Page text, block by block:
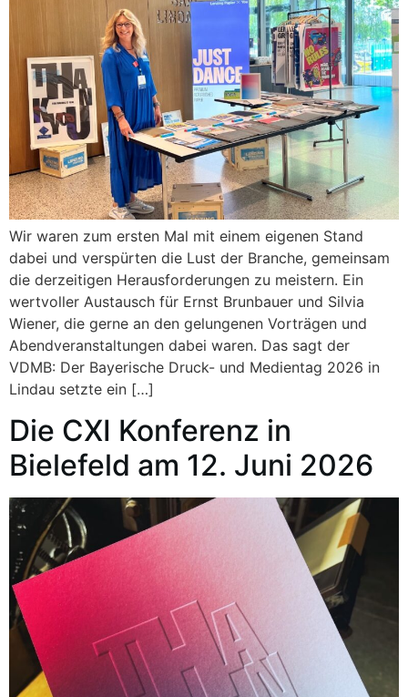
Wir waren zum ersten Mal mit einem eigenen Stand
dabei und verspürten die Lust der Branche, gemeinsam
die derzeitigen Herausforderungen zu meistern. Ein
wertvoller Austausch für Ernst Brunbauer und Silvia
Wiener, die gerne an den gelungenen Vorträgen und
Abendveranstaltungen dabei waren. Das sagt der
VDMB: Der Bayerische Druck- und Medientag 2026 in
Lindau setzte ein […]
Die CXI Konferenz in
Bielefeld am 12. Juni 2026